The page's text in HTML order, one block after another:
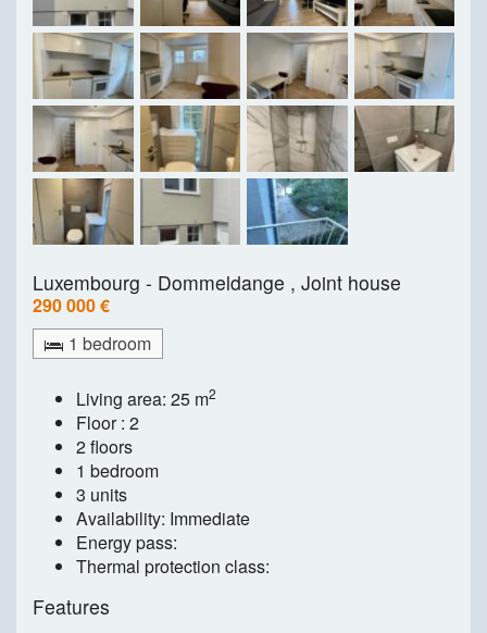
Luxembourg - Dommeldange , Joint house
290 000 €
1 bedroom
Living area: 25 m2
Floor : 2
2 floors
1 bedroom
3 units
Availability: Immediate
Energy pass:
Thermal protection class:
Features